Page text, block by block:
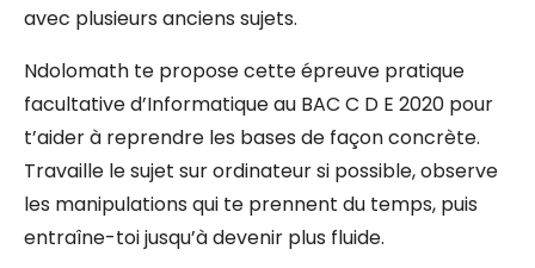
avec plusieurs anciens sujets.
Ndolomath te propose cette épreuve pratique
facultative d’Informatique au BAC C D E 2020 pour
t’aider à reprendre les bases de façon concrète.
Travaille le sujet sur ordinateur si possible, observe
les manipulations qui te prennent du temps, puis
entraîne-toi jusqu’à devenir plus fluide.